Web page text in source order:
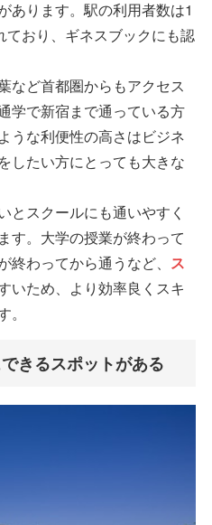
あります。駅の利用者数は1
ており、ギネスブックにも認
など首都圏からもアクセス
学で新宿まで通っている方
うな利便性の高さはビジネ
したい方にとっても大きな
とスクールにも通いやすく
す。大学の授業が終わって
わってから通うなど、 ス
いため、より効率良くスキ
きるスポットがある